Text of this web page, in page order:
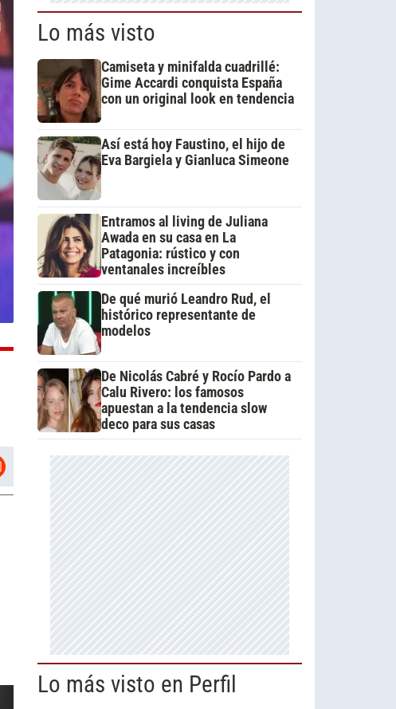
Lo más visto
Camiseta y minifalda cuadrillé:
Gime Accardi conquista España
con un original look en tendencia
Así está hoy Faustino, el hijo de
Eva Bargiela y Gianluca Simeone
Entramos al living de Juliana
Awada en su casa en La
Patagonia: rústico y con
ventanales increíbles
De qué murió Leandro Rud, el
histórico representante de
modelos
De Nicolás Cabré y Rocío Pardo a
Calu Rivero: los famosos
apuestan a la tendencia slow
deco para sus casas
Lo más visto en Perfil